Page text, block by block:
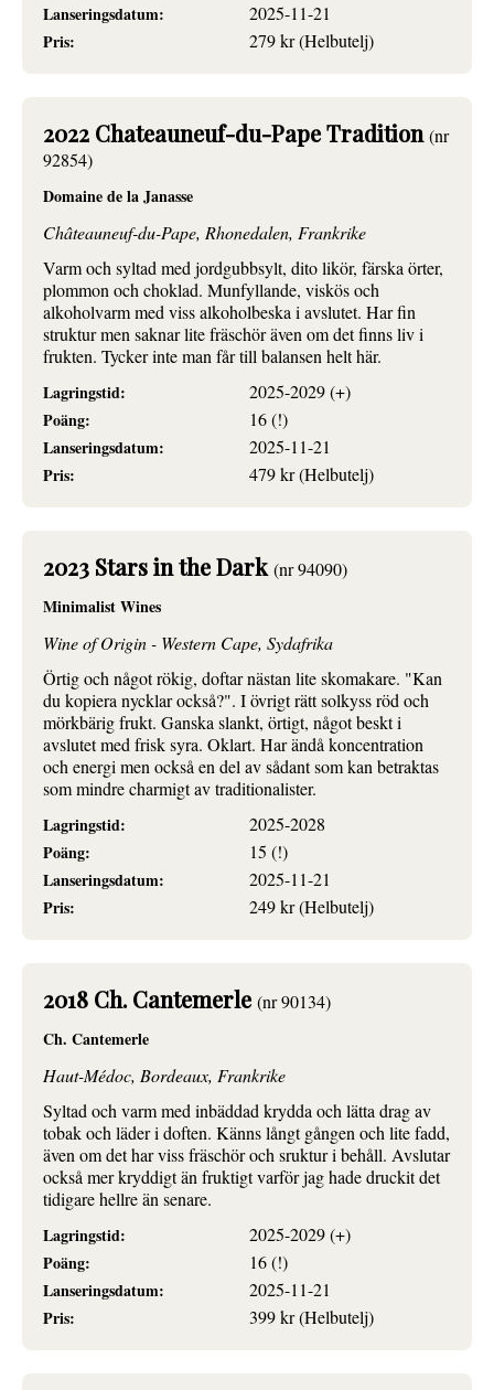
Lanseringsdatum:
2025-11-21
Pris:
279 kr (Helbutelj)
2022 Chateauneuf-du-Pape Tradition(nr
92854)
Domaine de la Janasse
Châteauneuf-du-Pape, Rhonedalen, Frankrike
Varm och syltad med jordgubbsylt, dito likör, färska örter,
plommon och choklad. Munfyllande, viskös och
alkoholvarm med viss alkoholbeska i avslutet. Har fin
struktur men saknar lite fräschör även om det finns liv i
frukten. Tycker inte man får till balansen helt här.
Lagringstid:
2025-2029 (+)
Poäng:
16 (!)
Lanseringsdatum:
2025-11-21
Pris:
479 kr (Helbutelj)
2023 Stars in the Dark (nr 94090)
Minimalist Wines
Wine of Origin - Western Cape, Sydafrika
Örtig och något rökig, doftar nästan lite skomakare. "Kan
du kopiera nycklar också?". I övrigt rätt solkyss röd och
mörkbärig frukt. Ganska slankt, örtigt, något beskt i
avslutet med frisk syra. Oklart. Har ändå koncentration
och energi men också en del av sådant som kan betraktas
som mindre charmigt av traditionalister.
Lagringstid:
2025-2028
Poäng:
15 (!)
Lanseringsdatum:
2025-11-21
Pris:
249 kr (Helbutelj)
2018 Ch. Cantemerle (nr 90134)
Ch. Cantemerle
Haut-Médoc, Bordeaux, Frankrike
Syltad och varm med inbäddad krydda och lätta drag av
tobak och läder i doften. Känns långt gången och lite fadd,
även om det har viss fräschör och sruktur i behåll. Avslutar
också mer kryddigt än fruktigt varför jag hade druckit det
tidigare hellre än senare.
Lagringstid:
2025-2029 (+)
Poäng:
16 (!)
Lanseringsdatum:
2025-11-21
Pris:
399 kr (Helbutelj)